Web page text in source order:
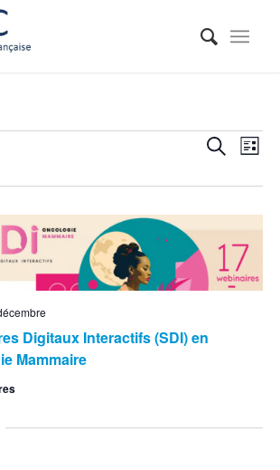
vues
Recherche
de
Liste
Digitaux Interactifs (SDI) en
Mammaire